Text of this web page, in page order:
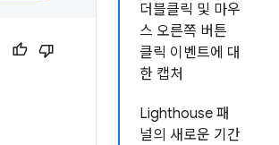
더블클릭 및 마우
스 오른쪽 버튼
클릭 이벤트에 대
한 캡처
Lighthouse 패
널의 새로운 기간